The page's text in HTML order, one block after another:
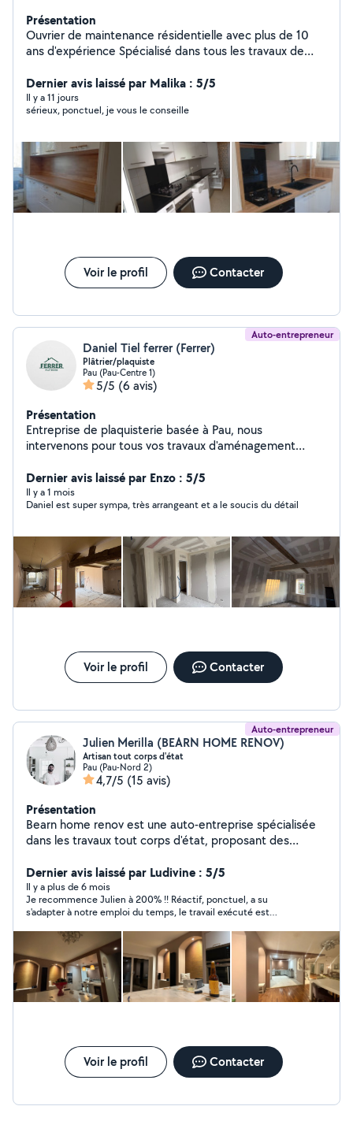
Présentation
Ouvrier de maintenance résidentielle avec plus de 10
ans d'expérience Spécialisé dans tous les travaux de
compris la restauration, la peinture, l'isolation, la
construction de murs et de clôtures, la pose de
revêtements de sol et le montage de meubles.
l'installation de meubles de cuisine, avec précision et
haute qualité. Respect des délais, qualité d'exécution et
prix raisonnables. N'hésitez pas à me contacter pour
tous vos travaux.
Dernier avis laissé par Malika : 5/5
Il y a 11 jours
sérieux, ponctuel, je vous le conseille
Voir le profil Contacter
Auto-entrepreneur
Daniel Tiel ferrer (Ferrer)
Plâtrier/plaquiste
Pau (Pau-Centre 1)
5/5 (6 avis)
Présentation
Entreprise de plaquisterie basée à Pau, nous
intervenons pour tous vos travaux d'aménagement
plaques de plâtre, la création de cloisons, de faux
plafonds et l'isolation thermique et acoustique, nous
accompagnons aussi bien les particuliers que les
sont au cœur de notre travail. Nous intervenons sur Pau
et ses alentours pour des projets en neuf comme en
rénovation, en apportant des solutions adaptées à
chaque besoin.
Dernier avis laissé par Enzo : 5/5
Il y a 1 mois
Daniel est super sympa, très arrangeant et a le soucis du détail
Voir le profil Contacter
Auto-entrepreneur
Julien Merilla (BEARN HOME RENOV)
Artisan tout corps d'état
Pau (Pau-Nord 2)
4,7/5 (15 avis)
Présentation
Bearn home renov est une auto-entreprise spécialisée
dans les travaux tout corps d'état, proposant des
construction, de rénovation ou d'aménagement.
Polyvalent et réactif, j'interviens dans différents
domaines du bâtiment : -Maçonnerie et gros œuvre -
Placo -Plomberie et électricité -Peinture et
revêtements -Menuiserie et aménagement intérieur -
Metallerie serrurerie -Couverture -Entretien et
réparations diverses Mon objectif est de vous offrir un
service clé en main, avec un seul interlocuteur pour
coordonner l'ensemble des travaux, dans le respect des
travaux, je mets mon savoir-faire et mon expérience à
votre service pour garantir un résultat durable et de
Dernier avis laissé par Ludivine : 5/5
Il y a plus de 6 mois
Je recommence Julien à 200% !! Réactif, ponctuel, a su
s'adapter à notre emploi du temps, le travail exécuté est
j'aurai besoin !! Un grand merci encore et à bientôt !
Voir le profil Contacter